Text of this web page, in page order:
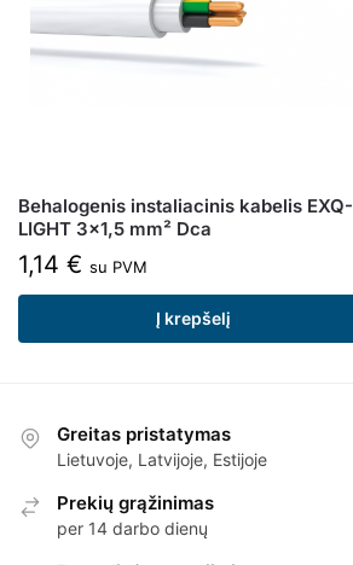
Behalogenis instaliacinis kabelis EXQ-
LIGHT 3×1,5 mm² Dca
1,14 € su PVM
Į krepšelį
Greitas pristatymas
Lietuvoje, Latvijoje, Estijoje
Prekių grąžinimas
per 14 darbo dienų